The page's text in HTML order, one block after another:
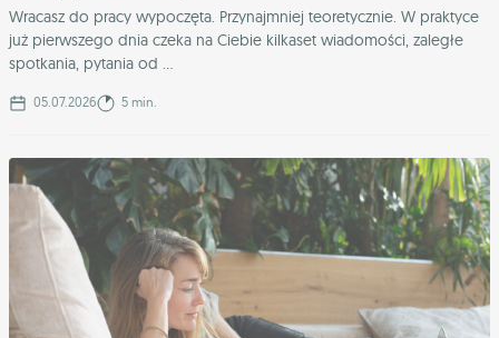
Wracasz do pracy wypoczęta. Przynajmniej teoretycznie. W praktyce
już pierwszego dnia czeka na Ciebie kilkaset wiadomości, zaległe
spotkania, pytania od ...
05.07.2026 5 min.